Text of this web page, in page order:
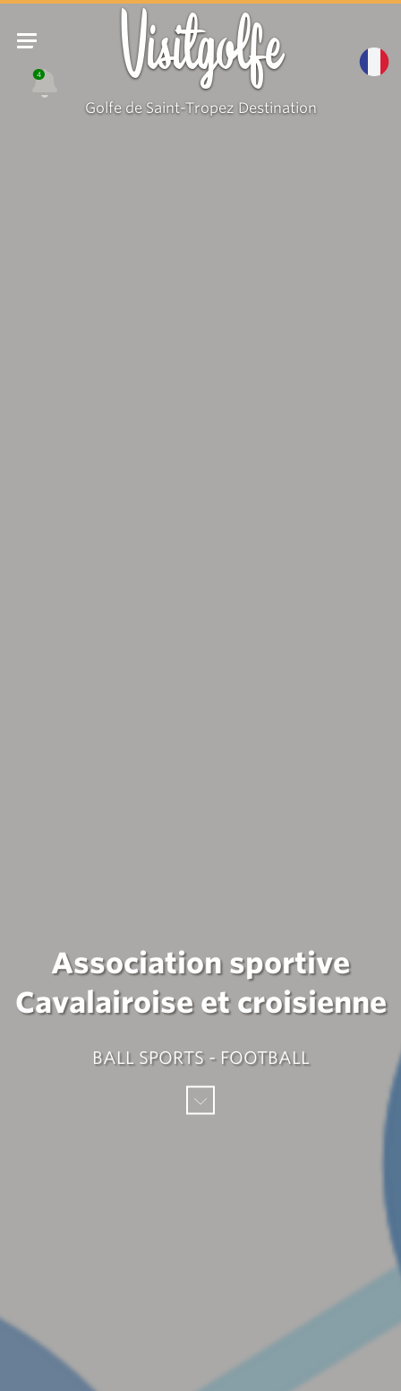
4 Visitgolfe
Golfe de Saint-Tropez Destination
Association sportive
Cavalairoise et croisienne
BALL SPORTS - FOOTBALL